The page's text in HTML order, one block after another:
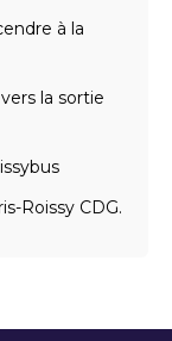
à la
la sortie
Roissy CDG.